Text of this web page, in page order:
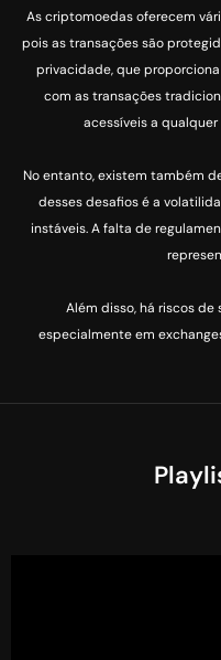
As criptomoedas oferecem
pois as transações são
privacidade, que
com as transações
acessíveis a
No entanto, existem também
desses desafios é a
instáveis. A falta de
Além disso, há riscos de
especialmente em